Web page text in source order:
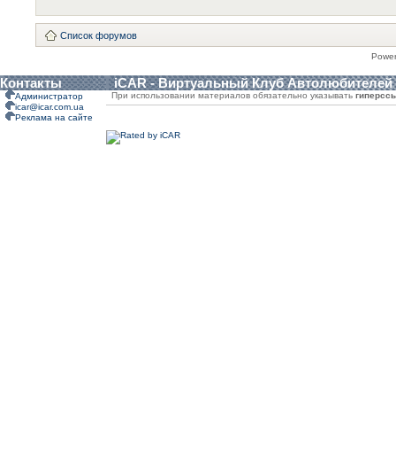
Список форумов
Контакты iCAR - Виртуальный Клуб Автолюбителей
Администратор
icar@icar.com.ua
Реклама на сайте
При использовании материалов обязательно указывать